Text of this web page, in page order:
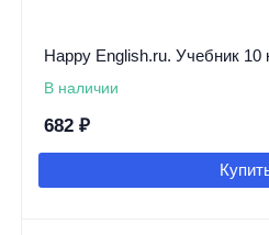
Happy English.ru. Учебник
В наличии
682 ₽